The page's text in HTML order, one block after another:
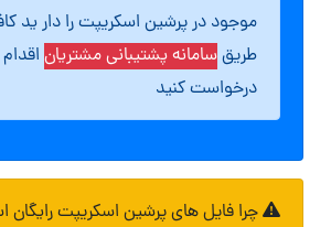
موجود در پرشین اسکریپت را دار ید
طریقسامانه پشتیبانی مشتریان
درخواست کنید
چرا فایل های پرشین اسکریپت